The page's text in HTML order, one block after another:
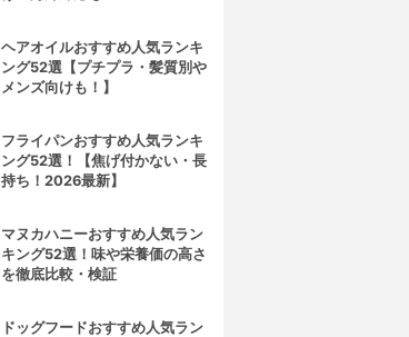
ヘアオイルおすすめ人気ランキ
ング52選【プチプラ・髪質別や
メンズ向けも！】
フライパンおすすめ人気ランキ
ング52選！【焦げ付かない・長
持ち！2026最新】
マヌカハニーおすすめ人気ラン
キング52選！味や栄養価の高さ
を徹底比較・検証
ドッグフードおすすめ人気ラン